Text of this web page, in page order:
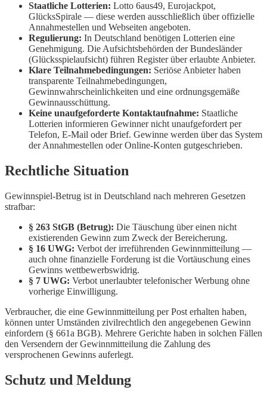
Staatliche Lotterien: Lotto 6aus49, Eurojackpot,
GlücksSpirale — diese werden ausschließlich über offizielle
Annahmestellen und Webseiten angeboten.
Regulierung: In Deutschland benötigen Lotterien eine
Genehmigung. Die Aufsichtsbehörden der Bundesländer
(Glücksspielaufsicht) führen Register über erlaubte Anbieter.
Klare Teilnahmebedingungen: Seriöse Anbieter haben
transparente Teilnahmebedingungen,
Gewinnwahrscheinlichkeiten und eine ordnungsgemäße
Gewinnausschüttung.
Keine unaufgeforderte Kontaktaufnahme: Staatliche
Lotterien informieren Gewinner nicht unaufgefordert per
Telefon, E-Mail oder Brief. Gewinne werden über das System
der Annahmestellen oder Online-Konten gutgeschrieben.
Rechtliche Situation
Gewinnspiel-Betrug ist in Deutschland nach mehreren Gesetzen
strafbar:
§ 263 StGB (Betrug): Die Täuschung über einen nicht
existierenden Gewinn zum Zweck der Bereicherung.
§ 16 UWG: Verbot der irreführenden Gewinnmitteilung —
auch ohne finanzielle Forderung ist die Vortäuschung eines
Gewinns wettbewerbswidrig.
§ 7 UWG: Verbot unerlaubter telefonischer Werbung ohne
vorherige Einwilligung.
Verbraucher, die eine Gewinnmitteilung per Post erhalten haben,
können unter Umständen zivilrechtlich den angegebenen Gewinn
einfordern (§ 661a BGB). Mehrere Gerichte haben in solchen Fällen
den Versendern der Gewinnmitteilung die Zahlung des
versprochenen Gewinns auferlegt.
Schutz und Meldung